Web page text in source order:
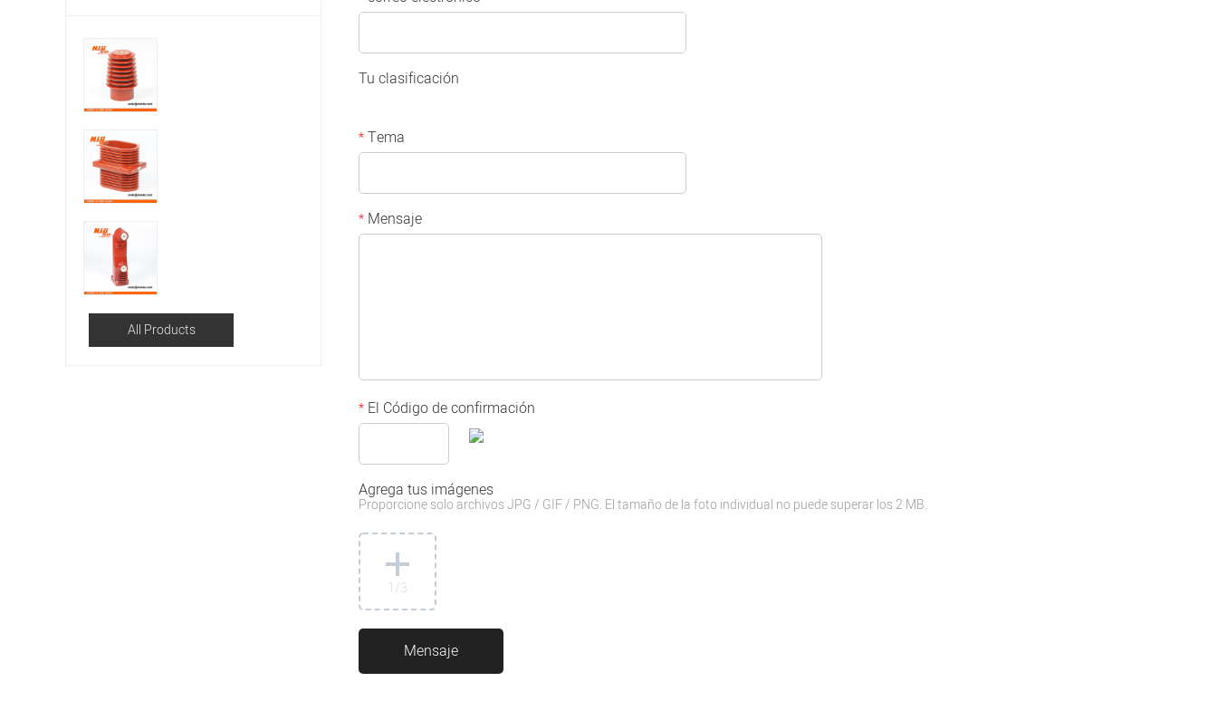
All Products
Tu clasificación
*Tema
* Mensaje
* El Código de confirmación
Agrega tus imágenes
Proporcione solo archivos JPG / GIF / PNG. El tamaño de la foto individual no puede superar los 2 MB.
1/3